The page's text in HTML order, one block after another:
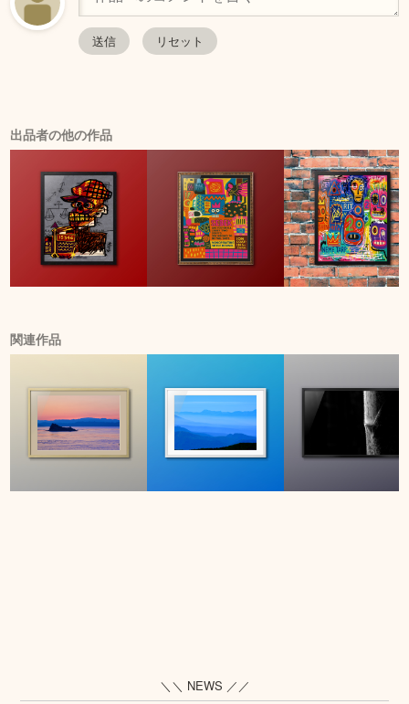
出品者の他の作品
関連作品
＼＼ NEWS ／／